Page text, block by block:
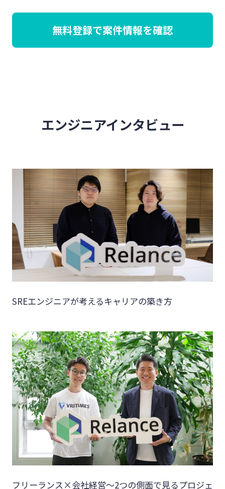
無料登録で案件情報を確認
エンジニアインタビュー
SREエンジニアが考えるキャリアの築き方
フリーランス×会社経営～2つの側面で見るプロジェ